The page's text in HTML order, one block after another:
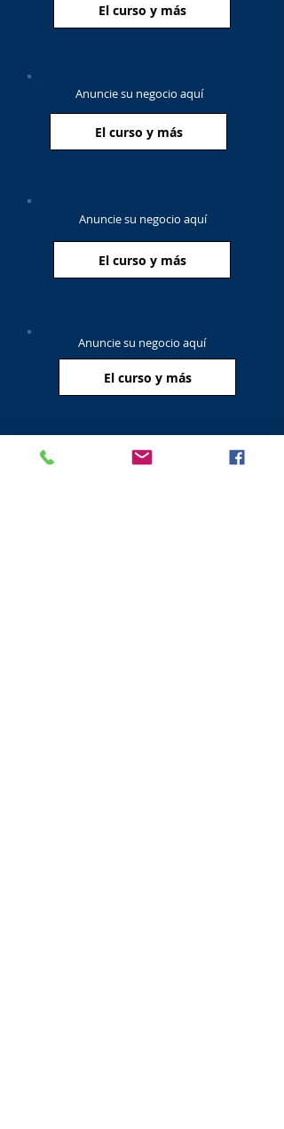
El curso y más
Anuncie su negocio aquí
El curso y más
Anuncie su negocio aquí
El curso y más
Anuncie su negocio aquí
El curso y más
Anuncie su negocio aquí